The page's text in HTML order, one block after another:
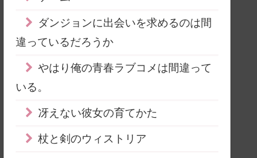
ダンジョンに出会いを求めるのは間
違っているだろうか
やはり俺の青春ラブコメは間違って
いる。
冴えない彼女の育てかた
杖と剣のウィストリア